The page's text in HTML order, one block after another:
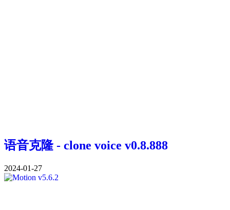
语音克隆 - clone voice v0.8.888
2024-01-27